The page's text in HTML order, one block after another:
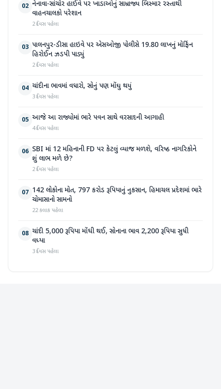
02 નેનાવા-સાંચોર હાઈવે પર ખાડાઓનું સામ્રાજ્ય બિસ્માર રસ્તાથી
વાહનચાલકો પરેશાન
2 દિવસ પહેલા
03 પાલનપુર-ડીસા હાઇવે પર એસઓજી પોલીસે 19.80 લાખનું મોર્ફિન
હિરોઈન ઝડપી પાડ્યું
2 દિવસ પહેલા
04 ચાંદીના ભાવમાં વધારો, સોનું પણ મોંઘુ થયું
3 દિવસ પહેલા
05 આજે આ રાજ્યોમાં ભારે પવન સાથે વરસાદની આગાહી
4 દિવસ પહેલા
06 SBI માં 12 મહિનાની FD પર કેટલું વ્યાજ મળશે, વરિષ્ઠ નાગરિકોને
શું લાભ મળે છે?
2 દિવસ પહેલા
07 142 લોકોના મોત, 797 કરોડ રૂપિયાનું નુકસાન, હિમાચલ પ્રદેશમાં ભારે
ચોમાસાનો સામનો
22 કલાક પહેલા
08 ચાંદી 5,000 રૂપિયા મોંઘી થઈ, સોનાના ભાવ 2,200 રૂપિયા સુધી
વધ્યા
3 દિવસ પહેલા